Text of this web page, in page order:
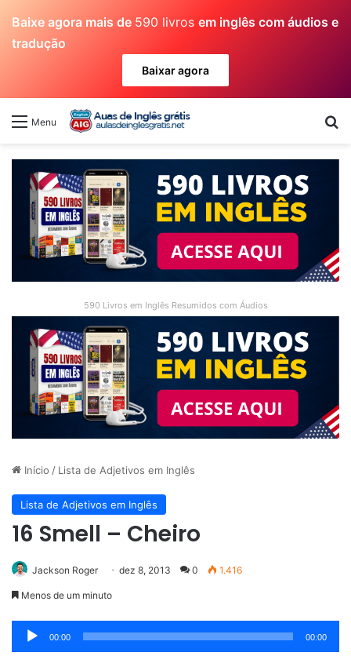
Baixe agora mais de 590 livros em inglês com áudios e
tradução
Baixar agora
Menu
590 Livros em Inglês Resumidos com Áudios
Início / Lista de Adjetivos em Inglês
Lista de Adjetivos em Inglês
16 Smell – Cheiro
Jackson Roger dez 8, 2013 0 1.416
Menos de um minuto
Tocador
de
00:00 00:00